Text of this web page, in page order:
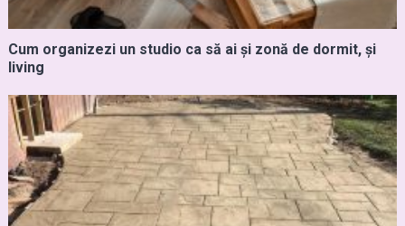
Cum organizezi un studio ca să ai și zonă de dormit, și
living